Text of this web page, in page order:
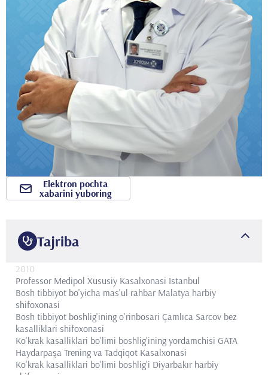
Tajriba
2010
Professor Medipol Xususiy Kasalxonasi Istanbul
Bosh tibbiyot bo'yicha mas'ul rahbar Malatya harbiy
shifoxonasi
Bosh tibbiyot boshlig'ining o'rinbosari Çamlıca Sarcov bez
kasalliklari shifoxonasi
Ko'krak kasalliklari bo'limi boshlig'ining yordamchisi GATA
Haydarpaşa Trening va Tadqiqot Kasalxonasi
Ko'krak kasalliklari bo'limi boshlig'i Diyarbakır harbiy
Elektron pochta
xabarini yuboring